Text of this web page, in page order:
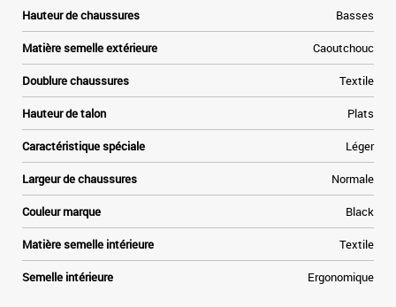
Hauteur de chaussures Basses
Matière semelle extérieure Caoutchouc
Doublure chaussures Textile
Hauteur de talon Plats
Caractéristique spéciale Léger
Largeur de chaussures Normale
Couleur marque Black
Matière semelle intérieure Textile
Semelle intérieure Ergonomique